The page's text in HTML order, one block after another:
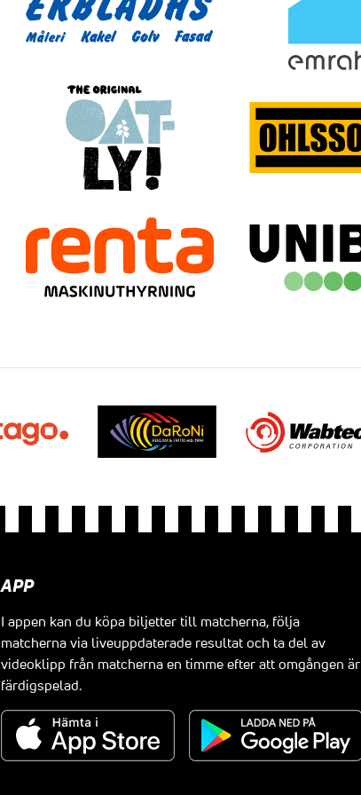
APP
I appen kan du köpa biljetter till matcherna, följa
matcherna via liveuppdaterade resultat och ta del av
videoklipp från matcherna en timme efter att omgången är
färdigspelad.